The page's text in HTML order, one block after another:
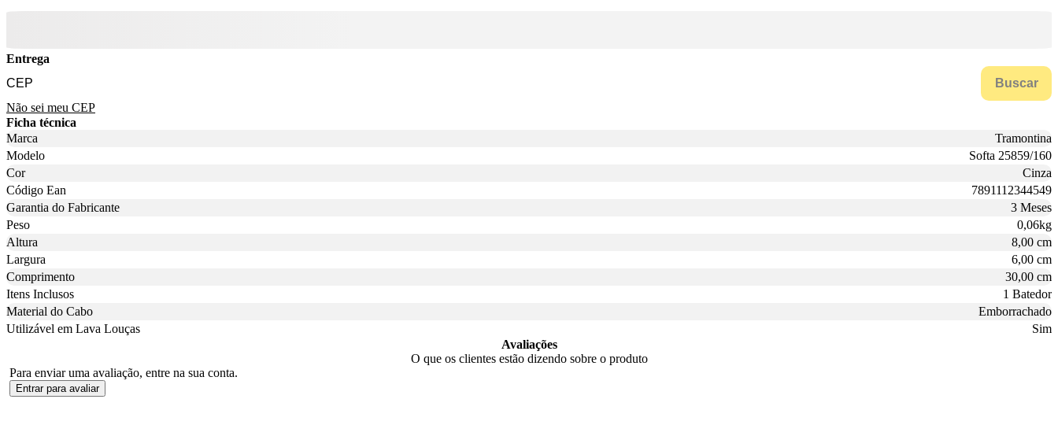
Entrega
Buscar
Não sei meu CEP
Ficha técnica
Marca
Tramontina
Modelo
Softa 25859/160
Cor
Cinza
Código Ean
7891112344549
Garantia do Fabricante
3 Meses
Peso
0,06kg
Altura
8,00 cm
Largura
6,00 cm
Comprimento
30,00 cm
Itens Inclusos
1 Batedor
Material do Cabo
Emborrachado
Utilizável em Lava Louças
Sim
Avaliações
O que os clientes estão dizendo sobre o produto
Para enviar uma avaliação, entre na sua conta.
Entrar para avaliar